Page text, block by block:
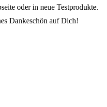
oder in neue Testprodukte.
Dankeschön auf Dich!